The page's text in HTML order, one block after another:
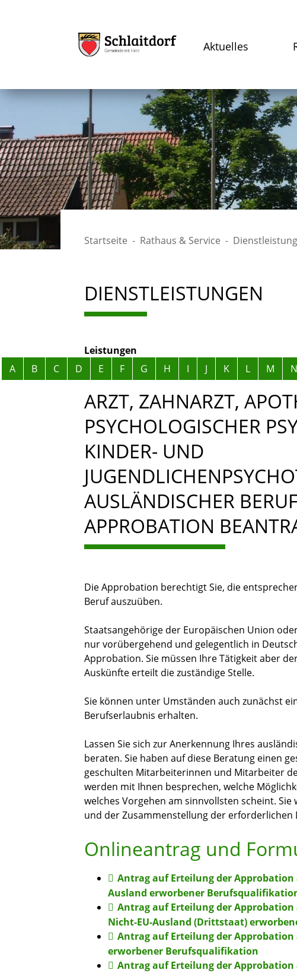
Aktuelles
Startseite Rathaus & Service
DIENSTLEISTUNGEN
Leistungen
Alphabetisches Register überspringen
A B C D E F G H I J K L M N
ARZT, ZAHNARZT,
PSYCHOLOGISCHER
KINDER- UND
AUSLÄNDISCHER
APPROBATION
Die Approbation berechtigt Sie, die
Beruf auszuüben.
Staatsangehörige der Europäischen Union
nur vorübergehend und gelegentlich in
Approbation. Sie müssen Ihre Tätigkeit aber
Auskünfte erteilt die zuständige Stelle.
Sie können unter Umständen auch zunächst
Berufserlaubnis erhalten.
Lassen Sie sich zur Anerkennung Ihres
beraten. Sie haben auf diese Beratung einen
geschulten Mitarbeiterinnen und Mitarbeiter
werden mit Ihnen besprechen, welche
welches Vorgehen am sinnvollsten scheint.
und der Zusammenstellung der
Onlineantrag und
Antrag auf Erteilung der
Ausland erworbener
Antrag auf Erteilung der
Nicht-EU-Ausland (Drittstaat)
Antrag auf Erteilung der
erworbener Berufsqualifikation
Antrag auf Erteilung der